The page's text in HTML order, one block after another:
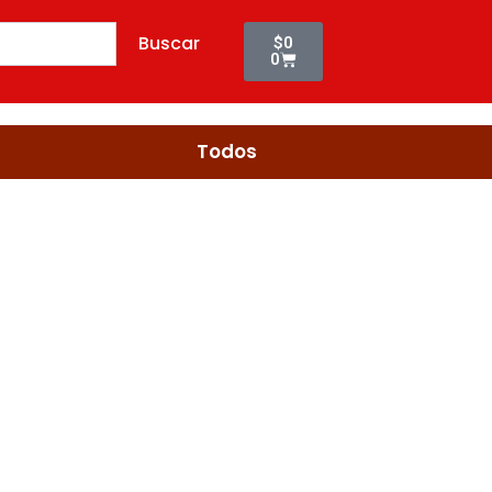
Buscar $0
0
Cart
Todos